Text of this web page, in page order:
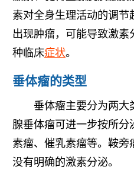
素对全身生理活动的调节
出现肿瘤，可能导致激
种临床症状。
垂体瘤的类型
垂体瘤主要分为两大
腺垂体瘤可进一步按所
素瘤、催乳素瘤等。鞍旁
没有明确的激素分泌。